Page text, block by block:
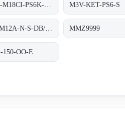
M3V-KET-PS6-S
MMZ9999
150-OO-E